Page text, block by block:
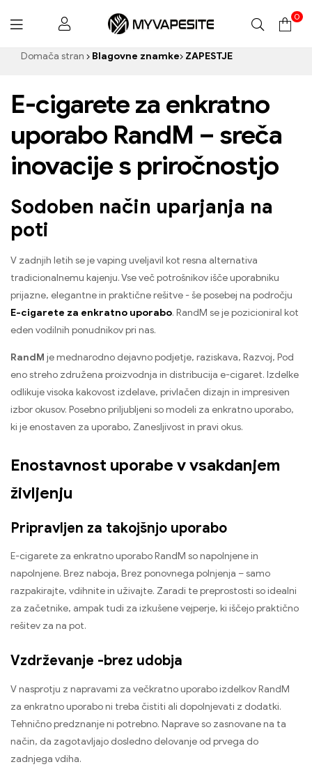
Myvapesite.de
0
Domača stran Blagovne znamke ZAPESTJE
E-cigarete za enkratno
uporabo RandM – sreča
inovacije s priročnostjo
Sodoben način uparjanja na
poti
V zadnjih letih se je vaping uveljavil kot resna alternativa
tradicionalnemu kajenju. Vse več potrošnikov išče uporabniku
prijazne, elegantne in praktične rešitve - še posebej na področju
E-cigarete za enkratno uporabo. RandM se je pozicioniral kot
eden vodilnih ponudnikov pri nas.
RandM je mednarodno dejavno podjetje, raziskava, Razvoj, Pod
eno streho združena proizvodnja in distribucija e-cigaret. Izdelke
odlikuje visoka kakovost izdelave, privlačen dizajn in impresiven
izbor okusov. Posebno priljubljeni so modeli za enkratno uporabo,
ki je enostaven za uporabo, Zanesljivost in pravi okus.
Enostavnost uporabe v vsakdanjem
življenju
Pripravljen za takojšnjo uporabo
E-cigarete za enkratno uporabo RandM so napolnjene in
napolnjene. Brez naboja, Brez ponovnega polnjenja – samo
razpakirajte, vdihnite in uživajte. Zaradi te preprostosti so idealni
za začetnike, ampak tudi za izkušene vejperje, ki iščejo praktično
rešitev za na pot.
Vzdrževanje -brez udobja
V nasprotju z napravami za večkratno uporabo izdelkov RandM
za enkratno uporabo ni treba čistiti ali dopolnjevati z dodatki.
Tehnično predznanje ni potrebno. Naprave so zasnovane na ta
način, da zagotavljajo dosledno delovanje od prvega do
zadnjega vdiha.